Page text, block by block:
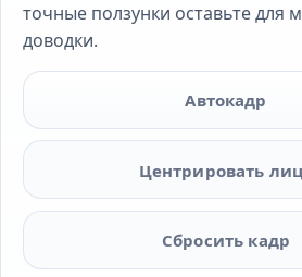
точные ползунки оставьте для
доводки.
Автокадр
Центрировать
Сбросить кадр